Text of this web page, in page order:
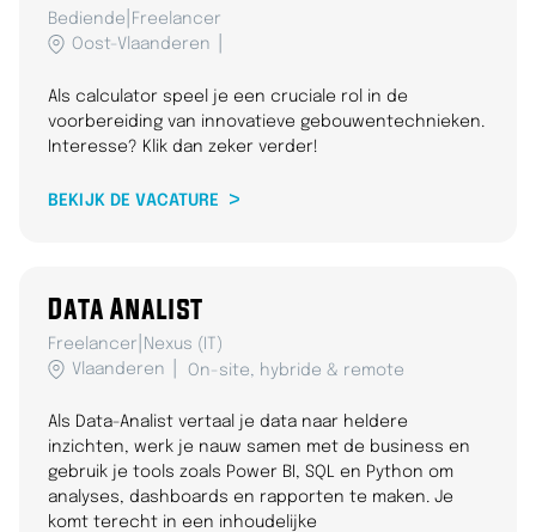
Bediende Freelancer
Oost-Vlaanderen
Als calculator speel je een cruciale rol in de
voorbereiding van innovatieve gebouwentechnieken.
Interesse? Klik dan zeker verder!
BEKIJK DE VACATURE
Data Analist
Freelancer Nexus (IT)
Vlaanderen
On-site, hybride & remote
Als Data-Analist vertaal je data naar heldere
inzichten, werk je nauw samen met de business en
gebruik je tools zoals Power BI, SQL en Python om
analyses, dashboards en rapporten te maken. Je
komt terecht in een inhoudelijke